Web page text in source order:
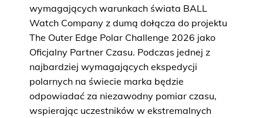
wymagających warunkach świata BALL
Watch Company z dumą dołącza do projektu
The Outer Edge Polar Challenge 2026 jako
Oficjalny Partner Czasu. Podczas jednej z
najbardziej wymagających ekspedycji
polarnych na świecie marka będzie
odpowiadać za niezawodny pomiar czasu,
wspierając uczestników w ekstremalnych